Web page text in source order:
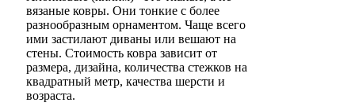
вязаные ковры. Они тонкие с более
разнообразным орнаментом. Чаще всего
ими застилают диваны или вешают на
стены. Стоимость ковра зависит от
размера, дизайна, количества стежков на
квадратный метр, качества шерсти и
возраста.